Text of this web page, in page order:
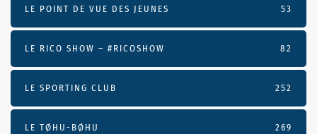
LE POINT DE VUE DES JEUNES 53
LE RICO SHOW – #RICOSHOW 82
LE SPORTING CLUB 252
LE TØHU-BØHU 269